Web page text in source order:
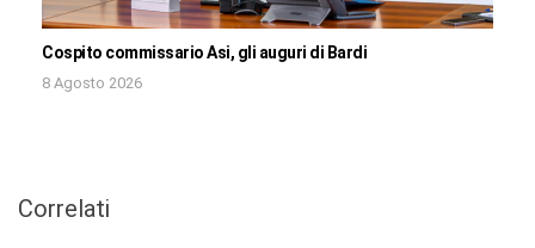
Cospito commissario Asi, gli auguri di Bardi
8 Agosto 2026
Correlati